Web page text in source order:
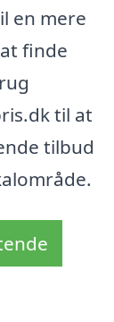
en mere
finde
til at
tilbud